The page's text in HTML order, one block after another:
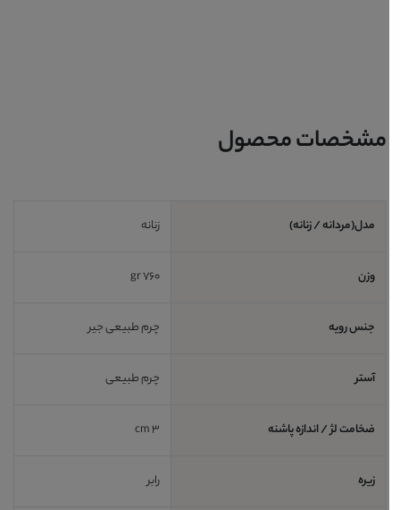
مشخصات محصول
مدل(مردانه / زنانه) زنانه
وزن 760 gr
جنس رویه چرم طبیعی جیر
آستر چرم طبیعی
ضخامت لژ / اندازه پاشنه
زیره رابر